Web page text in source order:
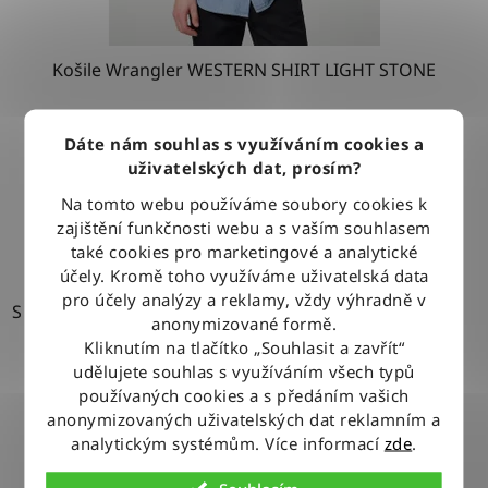
Dáte nám souhlas s využíváním cookies a
uživatelských dat, prosím?
Na tomto webu používáme soubory cookies k
zajištění funkčnosti webu a s vaším souhlasem
také cookies pro marketingové a analytické
účely. Kromě toho využíváme uživatelská data
pro účely analýzy a reklamy, vždy výhradně v
anonymizované formě.
Kliknutím na tlačítko „Souhlasit a zavřít“
udělujete souhlas s využíváním všech typů
používaných cookies a s předáním vašich
anonymizovaných uživatelských dat reklamním a
analytickým systémům. Více informací zde.
Košile Wrangler WESTERN SHIRT LIGHT STONE
1 279 Kč
DETAIL
S